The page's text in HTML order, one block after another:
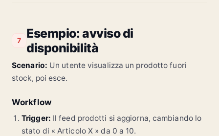
7
Esempio: avviso di
disponibilità
Scenario: Un utente visualizza un prodotto fuori
stock, poi esce.
Workflow
Trigger: Il feed prodotti si aggiorna, cambiando lo
stato di « Articolo X » da 0 a 10.